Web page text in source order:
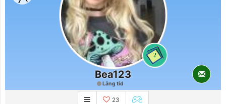
2
Bea123
Lång tid
23